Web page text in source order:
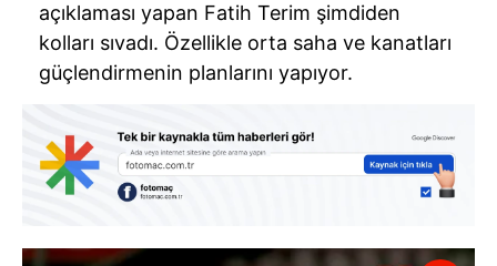
açıklaması yapan Fatih Terim şimdiden
kolları sıvadı. Özellikle orta saha ve kanatları
güçlendirmenin planlarını yapıyor.